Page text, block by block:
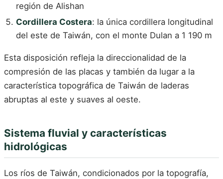
región de Alishan
Cordillera Costera: la única cordillera longitudinal
del este de Taiwán, con el monte Dulan a 1 190 m
Esta disposición refleja la direccionalidad de la
compresión de las placas y también da lugar a la
característica topográfica de Taiwán de laderas
abruptas al este y suaves al oeste.
Sistema fluvial y características
hidrológicas
Los ríos de Taiwán, condicionados por la topografía,